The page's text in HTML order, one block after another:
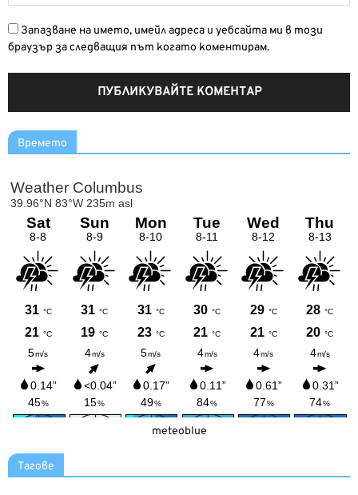
Запазване на името, имейл адреса и уебсайта ми в този
браузър за следващия път когато коментирам.
Времето
meteoblue
Тагове